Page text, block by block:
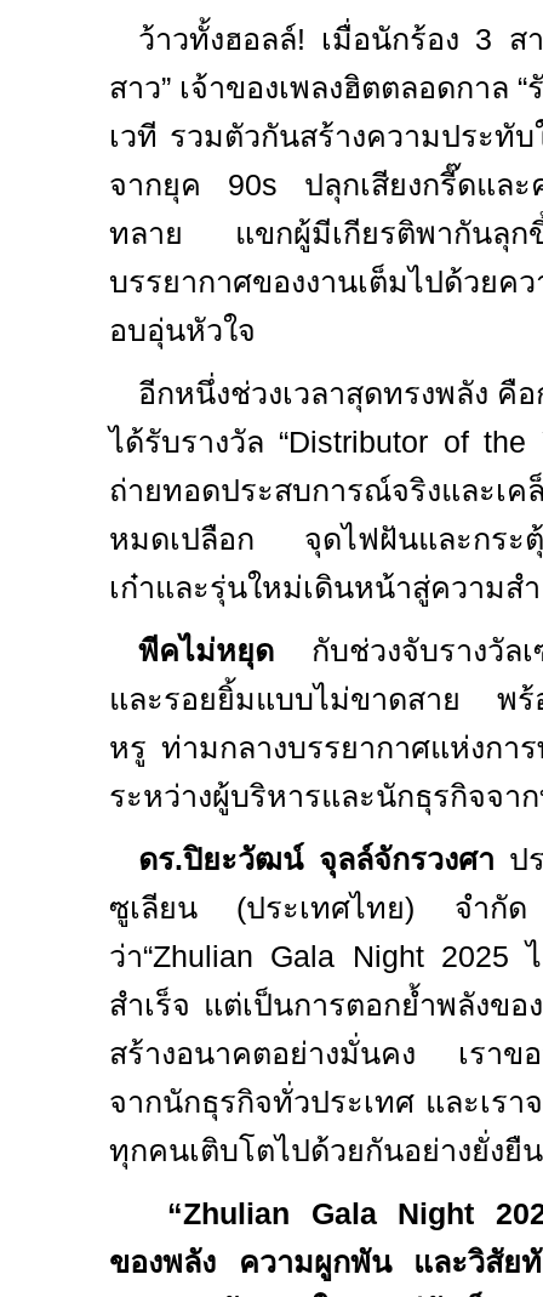
ว้าวทั้งฮอลล์! เมื่อนักร้อง 3 ส
สาว” เจ้าของเพลงฮิตตลอดกา
เวที รวมตัวกันสร้างความประทั
จากยุค 90s ปลุกเสียงกรี๊ดแล
ทลาย แขกผู้มีเกียรติพากันลุ
บรรยากาศของงานเต็มไปด้วยค
อบอุ่นหัวใจ
อีกหนึ่งช่วงเวลาสุดทรงพลัง คื
ได้รับรางวัล “Distributor of the
ถ่ายทอดประสบการณ์จริงและเค
หมดเปลือก จุดไฟฝันและกระตุ้
เก๋าและรุ่นใหม่เดินหน้าสู่ความส
พีคไม่หยุด กับช่วงจับรางวัลเ
และรอยยิ้มแบบไม่ขาดสาย พร้
หรู ท่ามกลางบรรยากาศแห่งกา
ระหว่างผู้บริหารและนักธุรกิจจา
ดร.ปิยะวัฒน์ จุลล์จักรวงศา ป
ซูเลียน (ประเทศไทย) จำกัด
ว่า“Zhulian Gala Night 2025
สำเร็จ แต่เป็นการตอกย้ำพลังข
สร้างอนาคตอย่างมั่นคง เราข
จากนักธุรกิจทั่วประเทศ และเร
ทุกคนเติบโตไปด้วยกันอย่างยั่งยืน
“Zhulian Gala Night
ของพลัง ความผูกพัน และวิสัย